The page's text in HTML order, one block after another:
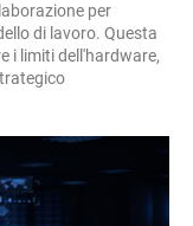
per
di lavoro. Questa
i limiti dell'hardware,